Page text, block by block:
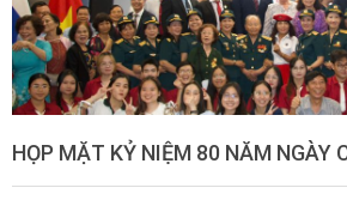
HỌP MẶT KỶ NIỆM 80 NĂM NGÀY